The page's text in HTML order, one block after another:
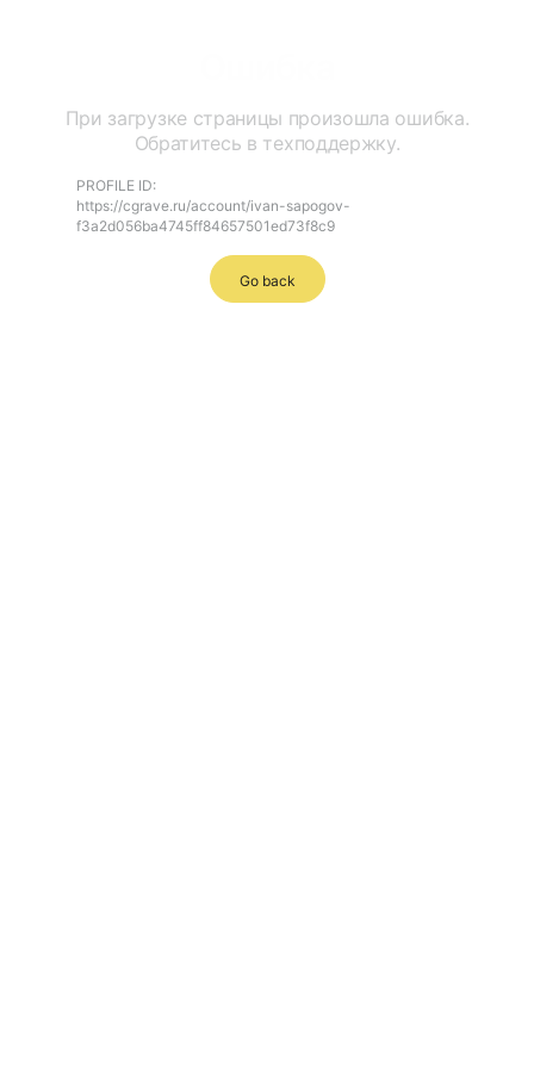
При загрузке страницы произошла ошибка.
Обратитесь в техподдержку.
PROFILE ID:
https://cgrave.ru/account/ivan-sapogov-
f3a2d056ba4745ff84657501ed73f8c9
Go back